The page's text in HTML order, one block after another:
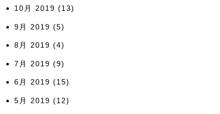
10月 2019 (13)
9月 2019 (5)
8月 2019 (4)
7月 2019 (9)
6月 2019 (15)
5月 2019 (12)